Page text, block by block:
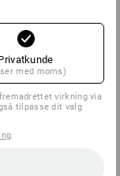
med moms)
virkning via
tilpasse dit valg